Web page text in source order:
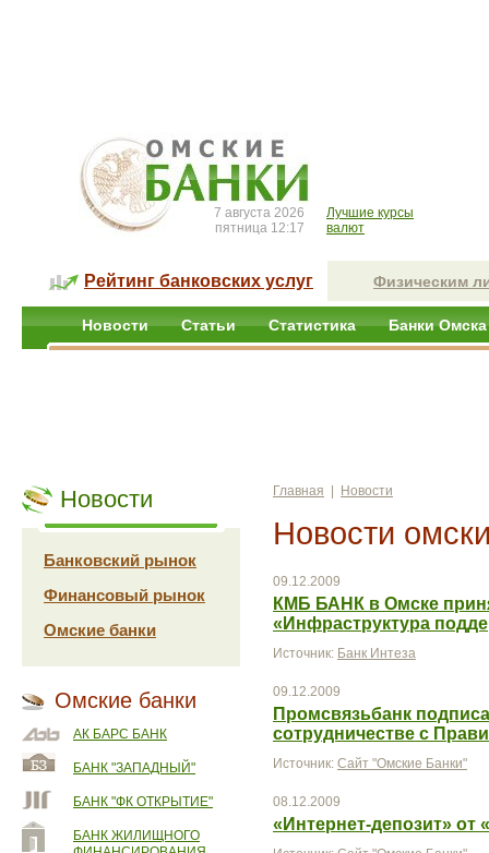
7 августа 2026
пятница 12:17
Лучшие курсы
валют
Рейтинг банковских услуг Физическим
Новости Статьи Статистика Банки Омска
Новости
Банковский рынок
Финансовый рынок
Омские банки
Омские банки
АК БАРС БАНК
БАНК "ЗАПАДНЫЙ"
БАНК "ФК ОТКРЫТИЕ"
БАНК ЖИЛИЩНОГО
Главная Новости
Новости
09.12.2009
КМБ БАНК в Омске
«Инфраструктура
Источник: Банк Интеза
09.12.2009
Промсвязьбанк
сотрудничестве с
Источник: Сайт "Омские Банки"
08.12.2009
«Интернет-депозит»